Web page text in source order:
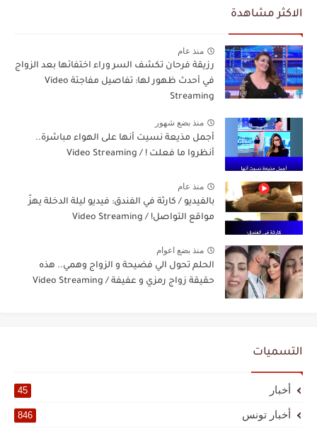
الاكثر مشاهدة
منذ عام
رزيقة فرحان تكشف السر وراء اختفائها بعد الزواج
في أحدث ظهور لها: تفاصيل مفاجئة Video
Streaming
منذ بضع شهور
أجمل مذيعة نسيت أنها على الهواء مباشرة..
أنظروا ما فعلت ! / Video Streaming
منذ عام
بالفيديو / كارثة في الفندق: فيديو ليلة الدخلة يهزّ
مواقع التواصل! / Video Streaming
منذ بضع اعوام
الحلم تحول الي فضيحة و الزواج وهمي.. هذه
حقيقة زواج رمزي و عفيفة / Video Streaming
التسميات
أخبار 45
أخبار تونس 846